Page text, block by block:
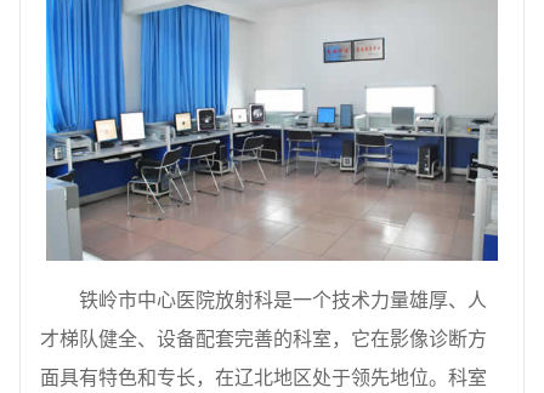
铁岭市中心医院放射科是一个技术力量雄厚、人
才梯队健全、设备配套完善的科室，它在影像诊断方
面具有特色和专长，在辽北地区处于领先地位。科室